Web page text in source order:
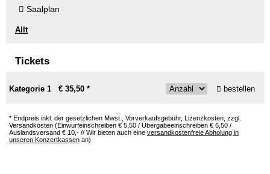
Saalplan
Allt
Tickets
Kategorie 1 € 35,50 * bestellen
* Endpreis inkl. der gesetzlichen Mwst., Vorverkaufsgebühr, Lizenzkosten, zzgl.
Versandkosten (Einwurfeinschreiben € 5,50 / Übergabeeinschreiben € 6,50 /
Auslandsversand € 10,- // Wir bieten auch eine versandkostenfreie Abholung in
unseren Konzertkassen an)